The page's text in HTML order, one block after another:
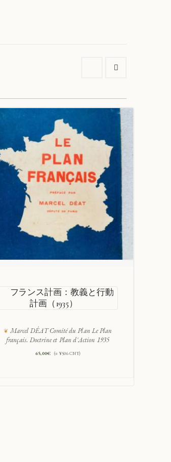
フランス計画：教義と行動
計画（1935）
Marcel DÉAT Comité du Plan Le Plan
français. Doctrine et Plan d'Action 1935
65,00€ (≈ ¥506 CNY)